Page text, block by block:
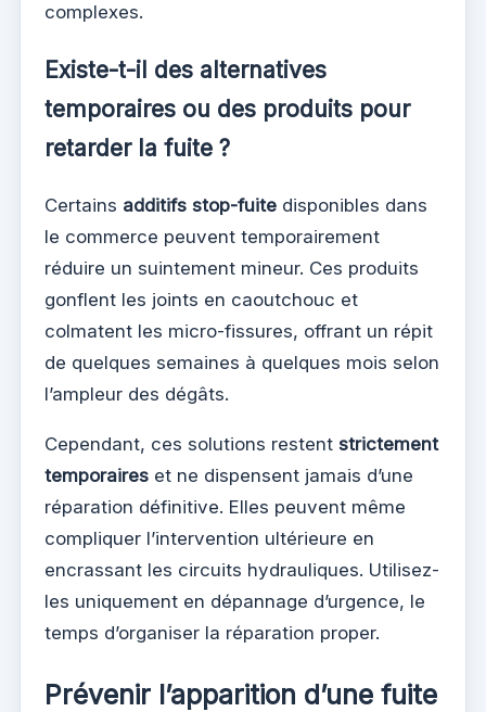
complexes.
Existe-t-il des alternatives
temporaires ou des produits pour
retarder la fuite ?
Certains additifs stop-fuite disponibles dans
le commerce peuvent temporairement
réduire un suintement mineur. Ces produits
gonflent les joints en caoutchouc et
colmatent les micro-fissures, offrant un répit
de quelques semaines à quelques mois selon
l’ampleur des dégâts.
Cependant, ces solutions restent strictement
temporaires et ne dispensent jamais d’une
réparation définitive. Elles peuvent même
compliquer l’intervention ultérieure en
encrassant les circuits hydrauliques. Utilisez-
les uniquement en dépannage d’urgence, le
temps d’organiser la réparation proper.
Prévenir l’apparition d’une fuite